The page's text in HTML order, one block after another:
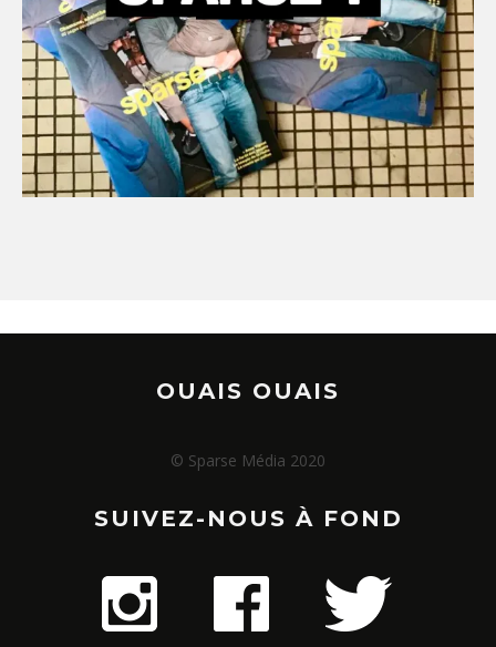
OUAIS OUAIS
© Sparse Média 2020
SUIVEZ-NOUS À FOND